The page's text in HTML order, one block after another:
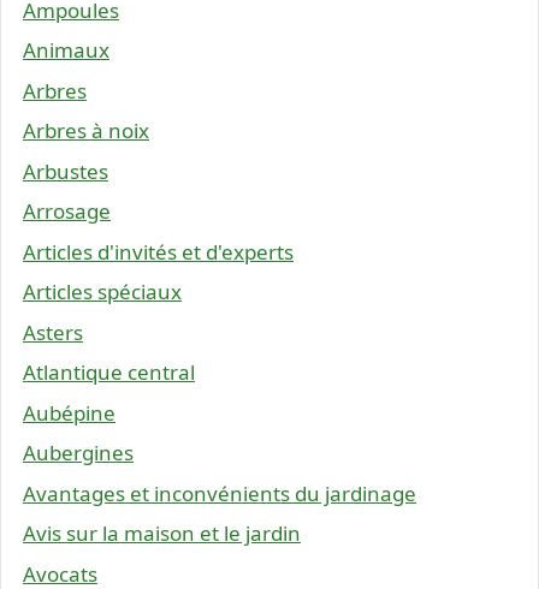
Ampoules
Animaux
Arbres
Arbres à noix
Arbustes
Arrosage
Articles d'invités et d'experts
Articles spéciaux
Asters
Atlantique central
Aubépine
Aubergines
Avantages et inconvénients du jardinage
Avis sur la maison et le jardin
Avocats